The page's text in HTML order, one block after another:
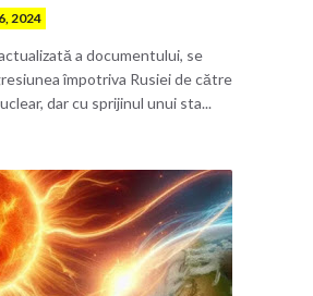
2024
a documentului, se
împotriva Rusiei de către
dar cu sprijinul unui sta...